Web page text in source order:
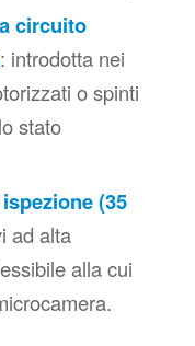
circuito
: introdotta nei
o spinti
stato
(35
ad alta
alla cui